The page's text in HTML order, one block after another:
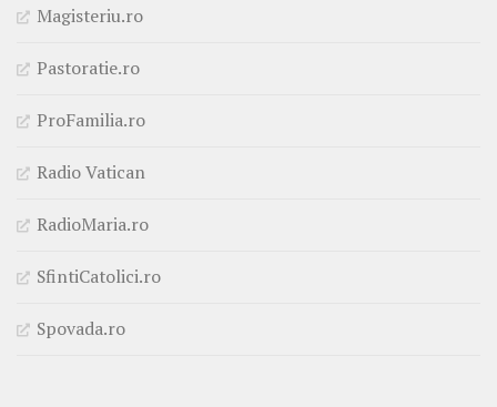
Magisteriu.ro
Pastoratie.ro
ProFamilia.ro
Radio Vatican
RadioMaria.ro
SfintiCatolici.ro
Spovada.ro